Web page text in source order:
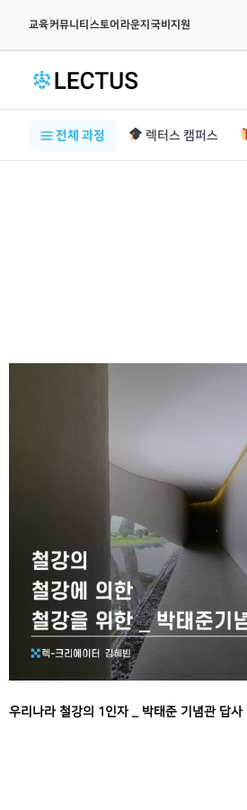
교육|커뮤니티 |스토어 |라운지 |국비지원
전체 과정 렉터스 캠퍼스
우리나라 철강의 1인자 _ 박태준 기념관 답사